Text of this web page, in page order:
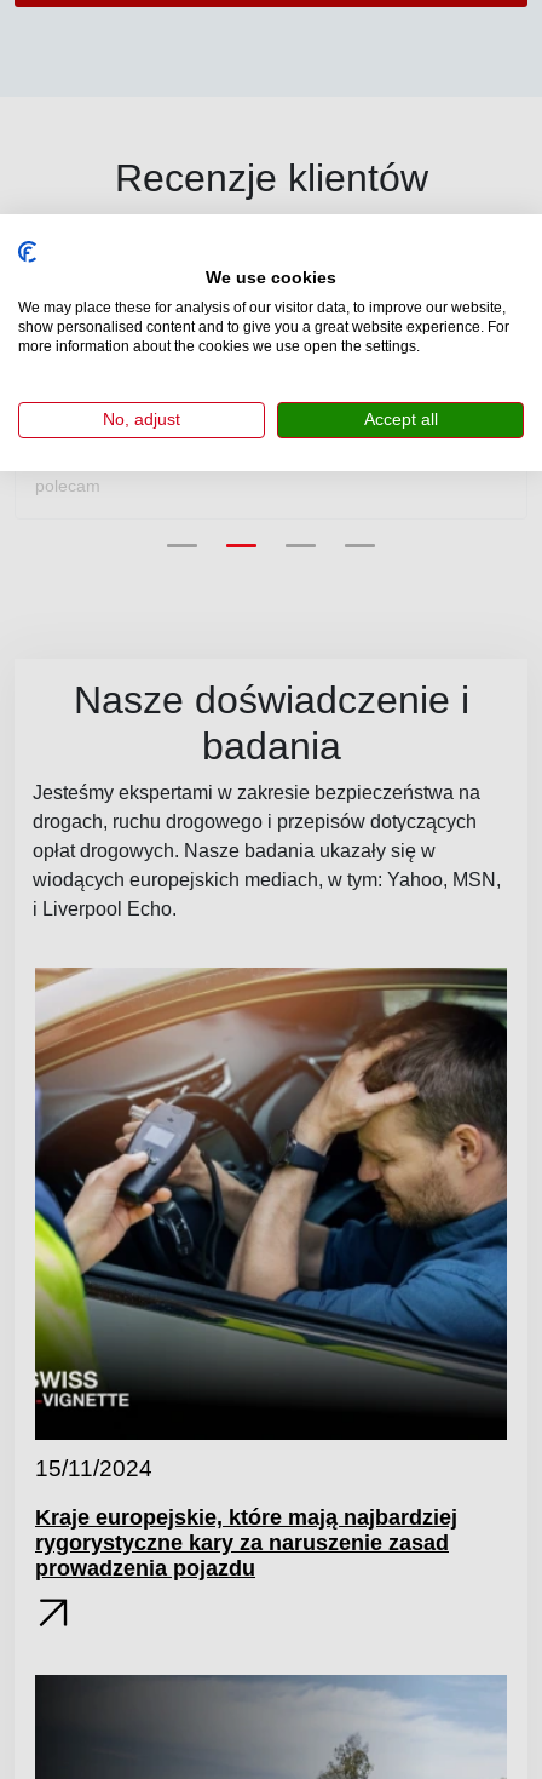
Recenzje klientów
Pomogliśmy tysiącom kierowców pozyskać oficjalną szwajcarską e-
winietę. Nasi klienci ocenili nas na 4.7 z 5 w serwisie Trustpilot.
polecam
Nasze doświadczenie i
badania
Jesteśmy ekspertami w zakresie bezpieczeństwa na
drogach, ruchu drogowego i przepisów dotyczących
opłat drogowych. Nasze badania ukazały się w
wiodących europejskich mediach, w tym: Yahoo, MSN,
i Liverpool Echo.
15/11/2024
Kraje europejskie, które mają najbardziej
rygorystyczne kary za naruszenie zasad
prowadzenia pojazdu
We use cookies
We may place these for analysis of our visitor data, to improve our website,
show personalised content and to give you a great website experience. For
more information about the cookies we use open the settings.
No, adjust Accept all